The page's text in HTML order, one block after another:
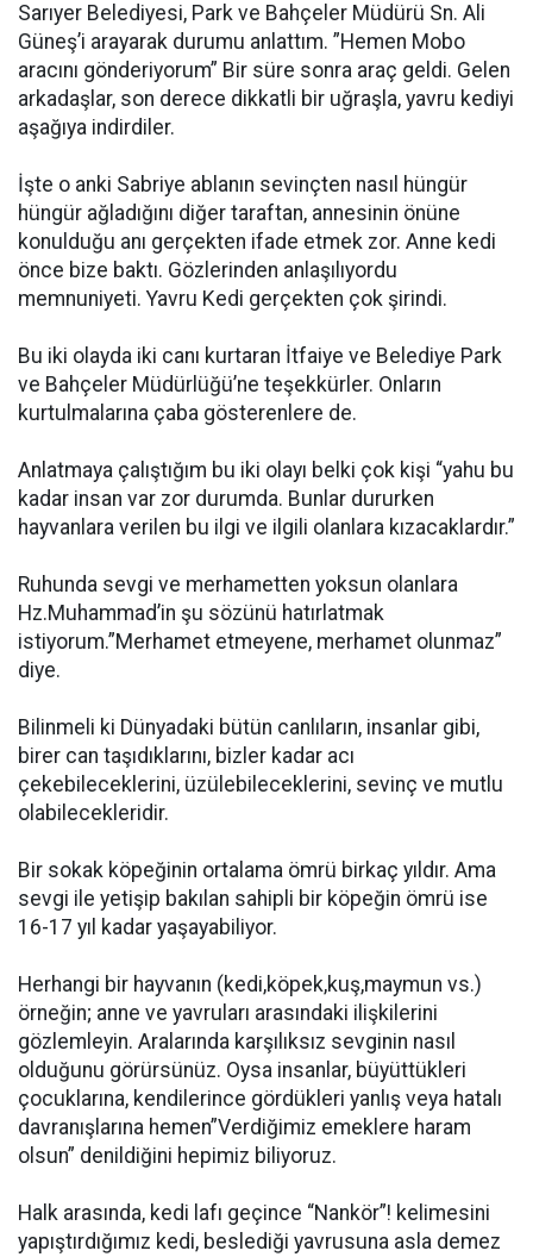
Sarıyer Belediyesi, Park ve Bahçeler Müdürü Sn. Ali
Güneş’i arayarak durumu anlattım. ”Hemen Mobo
aracını gönderiyorum” Bir süre sonra araç geldi. Gelen
arkadaşlar, son derece dikkatli bir uğraşla, yavru kediyi
aşağıya indirdiler.
İşte o anki Sabriye ablanın sevinçten nasıl hüngür
hüngür ağladığını diğer taraftan, annesinin önüne
konulduğu anı gerçekten ifade etmek zor. Anne kedi
önce bize baktı. Gözlerinden anlaşılıyordu
memnuniyeti. Yavru Kedi gerçekten çok şirindi.
Bu iki olayda iki canı kurtaran İtfaiye ve Belediye Park
ve Bahçeler Müdürlüğü’ne teşekkürler. Onların
kurtulmalarına çaba gösterenlere de.
Anlatmaya çalıştığım bu iki olayı belki çok kişi “yahu bu
kadar insan var zor durumda. Bunlar dururken
hayvanlara verilen bu ilgi ve ilgili olanlara kızacaklardır.”
Ruhunda sevgi ve merhametten yoksun olanlara
Hz.Muhammad’in şu sözünü hatırlatmak
istiyorum.”Merhamet etmeyene, merhamet olunmaz”
diye.
Bilinmeli ki Dünyadaki bütün canlıların, insanlar gibi,
birer can taşıdıklarını, bizler kadar acı
çekebileceklerini, üzülebileceklerini, sevinç ve mutlu
olabilecekleridir.
Bir sokak köpeğinin ortalama ömrü birkaç yıldır. Ama
sevgi ile yetişip bakılan sahipli bir köpeğin ömrü ise
16-17 yıl kadar yaşayabiliyor.
Herhangi bir hayvanın (kedi,köpek,kuş,maymun vs.)
örneğin; anne ve yavruları arasındaki ilişkilerini
gözlemleyin. Aralarında karşılıksız sevginin nasıl
olduğunu görürsünüz. Oysa insanlar, büyüttükleri
çocuklarına, kendilerince gördükleri yanlış veya hatalı
davranışlarına hemen”Verdiğimiz emeklere haram
olsun” denildiğini hepimiz biliyoruz.
Halk arasında, kedi lafı geçince “Nankör”! kelimesini
yapıştırdığımız kedi, beslediği yavrusuna asla demez